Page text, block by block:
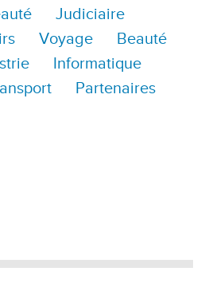
Judiciaire
Voyage
Beauté
Informatique
Partenaires